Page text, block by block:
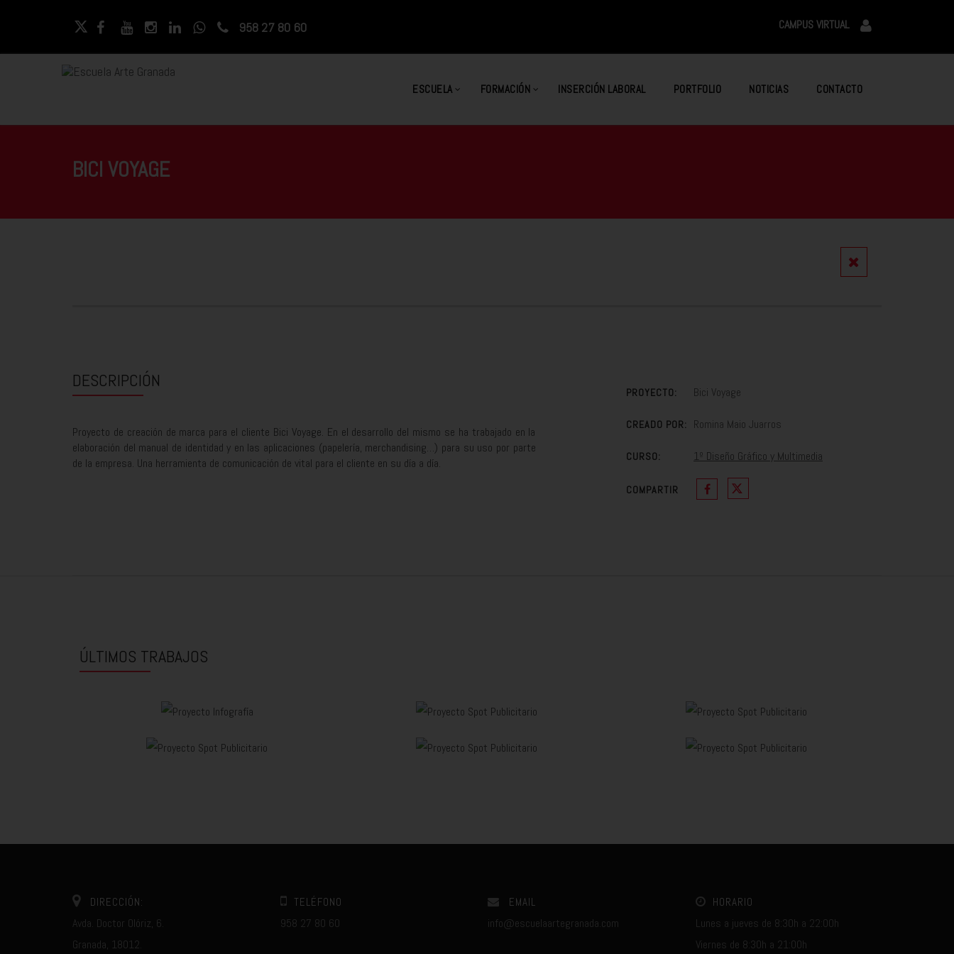
958 27 80 60 CAMPUS VIRTUAL
ESCUELA FORMACIÓN INSERCIÓN LABORAL PORTFOLIO NOTICIAS CONTACTO
BICI VOYAGE
DESCRIPCIÓN
Proyecto de creación de marca para el cliente Bici Voyage. En el desarrollo del mismo se ha trabajado en la
elaboración del manual de identidad y en las aplicaciones (papelería, merchandising…) para su uso por parte
de la empresa. Una herramienta de comunicación de vital para el cliente en su día a día.
PROYECTO: Bici Voyage
CREADO POR: Romina Maio Juarros
CURSO: 1º Diseño Gráfico y Multimedia
COMPARTIR
ÚLTIMOS TRABAJOS
DIRECCIÓN:
Avda. Doctor Olóriz, 6.
Granada, 18012.
TELÉFONO
958 27 80 60
EMAIL
info@escuelaartegranada.com
HORARIO
Lunes a jueves de 8:30h a 22:00h
Viernes de 8:30h a 21:00h